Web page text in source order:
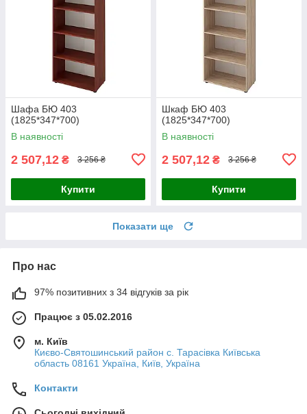
Шафа БЮ 403
(1825*347*700)
В наявності
2 507,12 ₴ 3 256 ₴
Купити
Шкаф БЮ 403
(1825*347*700)
В наявності
2 507,12 ₴ 3 256 ₴
Купити
Показати ще
Про нас
97% позитивних з 34 відгуків за рік
Працює з 05.02.2016
м. Київ
Києво-Святошинський район с. Тарасівка Київська
область 08161 Україна, Київ, Україна
Контакти